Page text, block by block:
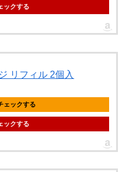
ックする
リフィル 2個入
ェックする
ックする